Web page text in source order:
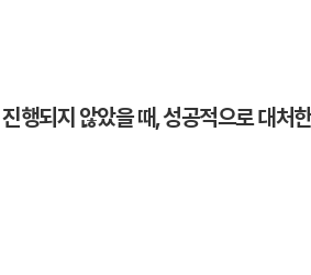
행되지 않았을 때, 성공적으로 대처